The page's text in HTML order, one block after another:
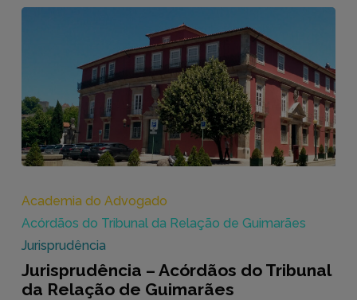
Acórdãos
Tribunal
da
Relação
de
Guimarães
Academia do Advogado
Acórdãos do Tribunal da Relação de Guimarães
Jurisprudência
Jurisprudência – Acórdãos do Tribunal
da Relação de Guimarães